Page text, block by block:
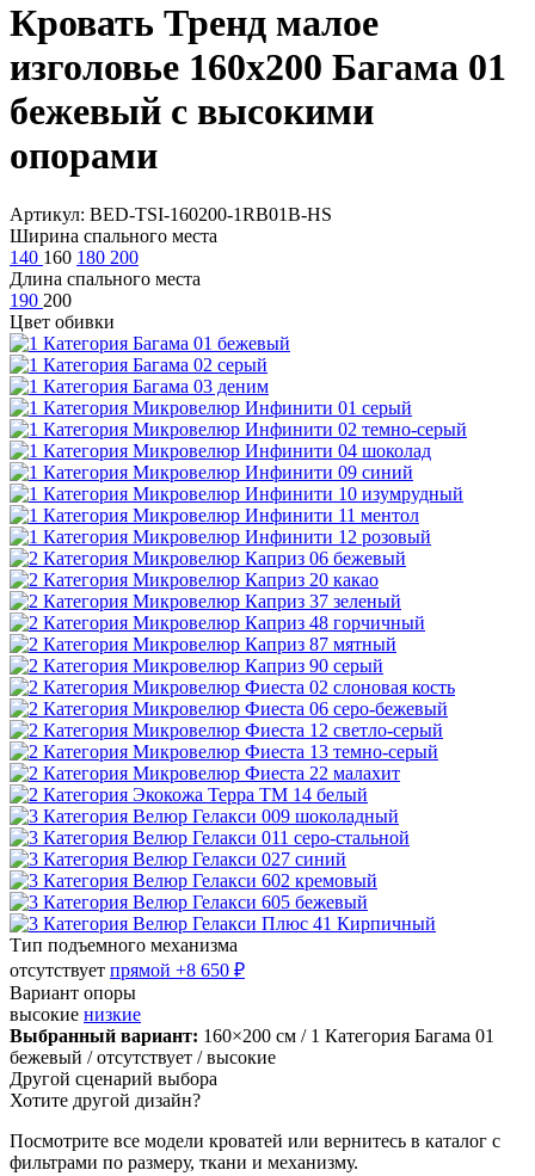
Кровать Тренд малое
изголовье 160х200 Багама 01
бежевый с высокими
опорами
Артикул: BED-TSI-160200-1RB01B-HS
Ширина спального места
140 160 180 200
Длина спального места
190 200
Цвет обивки
Тип подъемного механизма
отсутствует прямой +8 650 ₽
Вариант опоры
высокие низкие
Выбранный вариант: 160×200 см / 1 Категория Багама 01
бежевый / отсутствует / высокие
Другой сценарий выбора
Хотите другой дизайн?
Посмотрите все модели кроватей или вернитесь в каталог с
фильтрами по размеру, ткани и механизму.